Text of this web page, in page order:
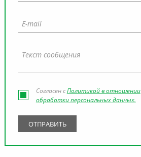
Согласен сПолитикой в отношении
обработки персональных данных.